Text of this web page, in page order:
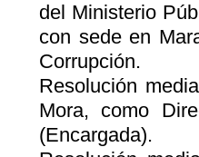
del Ministerio
con sede en
Corrupción.
Resolución
Mora, como
(Encargada).